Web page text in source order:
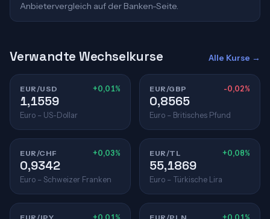
Anbietervergleich auf der Banken-Seite.
Verwandte Wechselkurse Alle Kurse →
EUR/USD +0,01%
1,1559
Euro – US-Dollar
EUR/GBP -0,02%
0,8565
Euro – Britisches Pfund
EUR/CHF +0,03%
0,9342
Euro – Schweizer Franken
EUR/TL +0,08%
55,1869
Euro – Türkische Lira